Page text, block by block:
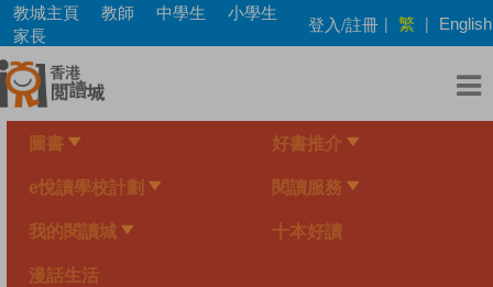
Skip
main
content
教城主頁 教師 中學生
小學生
家長
登入/註冊 | 繁 | English
圖書 好書推介
e悅讀學校計劃 閱讀服務
我的閱讀城 十本好讀
漫話生活